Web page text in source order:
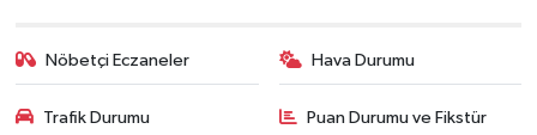
Nöbetçi Eczaneler Hava Durumu
Trafik Durumu Puan Durumu ve Fikstür